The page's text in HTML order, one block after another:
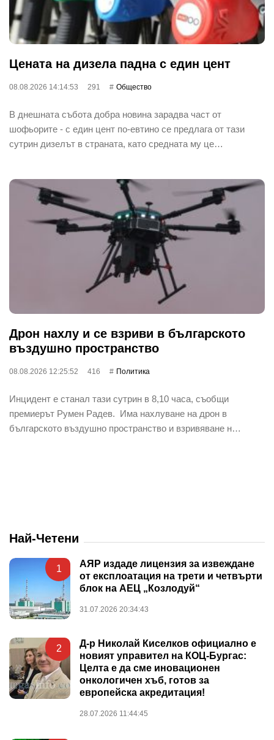
Цената на дизела падна с един цент
08.08.2026 14:14:53 291 Общество
В днешната събота добра новина зарадва част от
шофьорите - с един цент по-евтино се предлага от тази
сутрин дизелът в страната, като средната му це…
Дрон нахлу и се взриви в българското
въздушно пространство
08.08.2026 12:25:52 416 Политика
Инцидент е станал тази сутрин в 8,10 часа, съобщи
премиерът Румен Радев. Има нахлуване на дрон в
българското въздушно пространство и взривяване н…
Най-Четени
1
АЯР издаде лицензия за извеждане
от експлоатация на трети и четвърти
блок на АЕЦ „Козлодуй“
31.07.2026 20:34:43
2
Д-р Николай Киселков официално е
новият управител на КОЦ-Бургас:
Целта е да сме иновационен
онкологичен хъб, готов за
европейска акредитация!
28.07.2026 11:44:45